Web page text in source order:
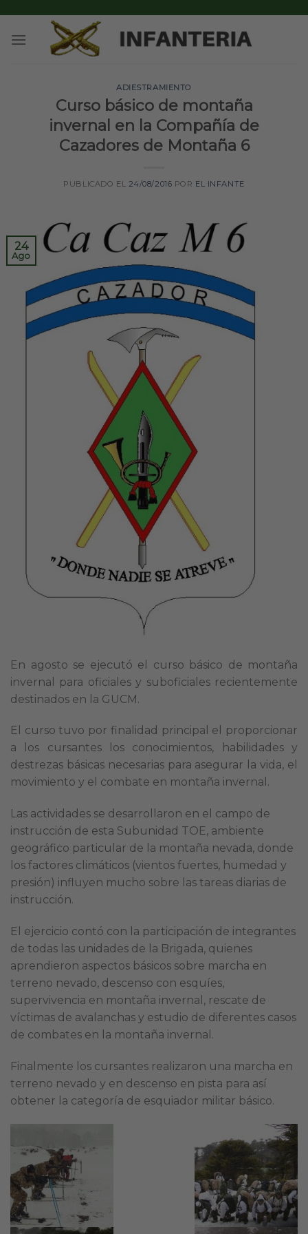
content
ADIESTRAMIENTO
Curso básico de montaña
invernal en la Compañía de
Cazadores de Montaña 6
PUBLICADO EL 24/08/2016 POR EL INFANTE
24
Ago
En agosto se ejecutó el curso básico de montaña
invernal para oficiales y suboficiales recientemente
destinados en la GUCM.
El curso tuvo por finalidad principal el proporcionar
a los cursantes los conocimientos, habilidades y
destrezas básicas necesarias para asegurar la vida, el
movimiento y el combate en montaña invernal.
Las actividades se desarrollaron en el campo de
instrucción de esta Subunidad TOE, ambiente
geográfico particular de la montaña nevada, donde
los factores climáticos (vientos fuertes, humedad y
presión) influyen mucho sobre las tareas diarias de
instrucción.
El ejercicio contó con la participación de integrantes
de todas las unidades de la Brigada, quienes
aprendieron aspectos básicos sobre marcha en
terreno nevado, descenso con esquíes,
supervivencia en montaña invernal, rescate de
víctimas de avalanchas y estudio de diferentes casos
de combates en la montaña invernal.
Finalmente los cursantes realizaron una marcha en
terreno nevado y en descenso en pista para así
obtener la categoría de esquiador militar básico.